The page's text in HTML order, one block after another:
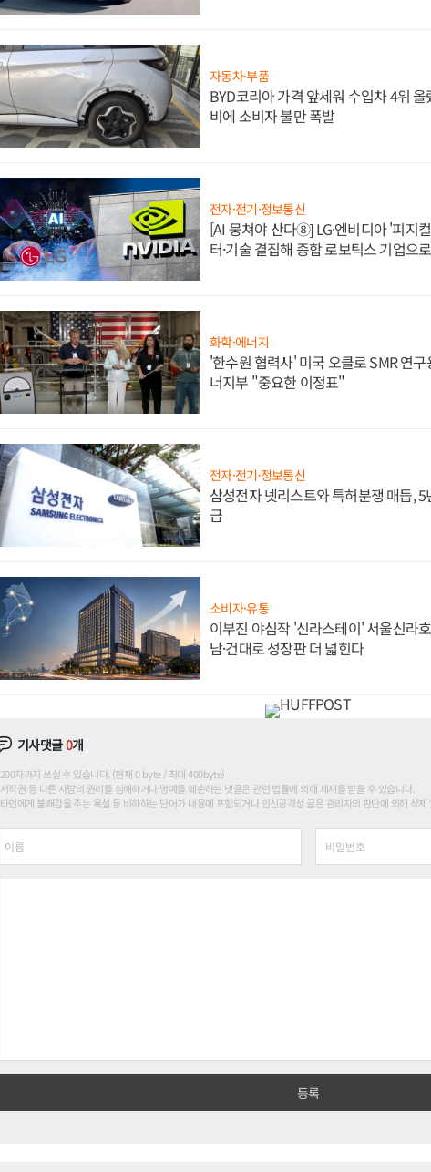
자동차·부품
BYD코리아 가격 앞세워 수입차 4위
비에 소비자 불만 폭발
전자·전기·정보통신
[AI 뭉쳐야 산다⑧] LG·엔비디아 '피지
터·기술 결집해 종합 로보틱스 기업으로
화학·에너지
'한수원 협력사' 미국 오클로 SMR 연
너지부 "중요한 이정표"
전자·전기·정보통신
삼성전자 넷리스트와 특허분쟁 매듭,
급
소비자·유통
이부진 야심작 '신라스테이' 서울신라
남·건대로 성장판 더 넓힌다
기사댓글0개
200자까지 쓰실 수 있습니다. (현재 0 byte / 최대 400byte)
저작권 등 다른 사람의 권리를 침해하거나 명예를 훼손하는 댓글은 관련 법률에 의해 제재를 받을 수 있습니다.
타인에게 불쾌감을 주는 욕설 등 비하하는 단어가 내용에 포함되거나 인신공격성 글은 관리자의 판단에 의해 삭제